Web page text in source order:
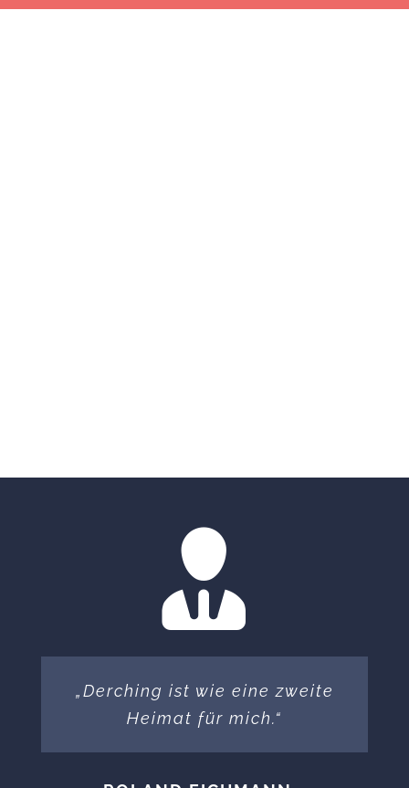
„Derching ist wie eine zweite
Heimat für mich.“